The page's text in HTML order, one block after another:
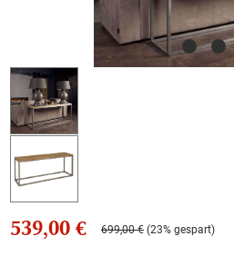
539,00 € 699,00 € (23% gespart)